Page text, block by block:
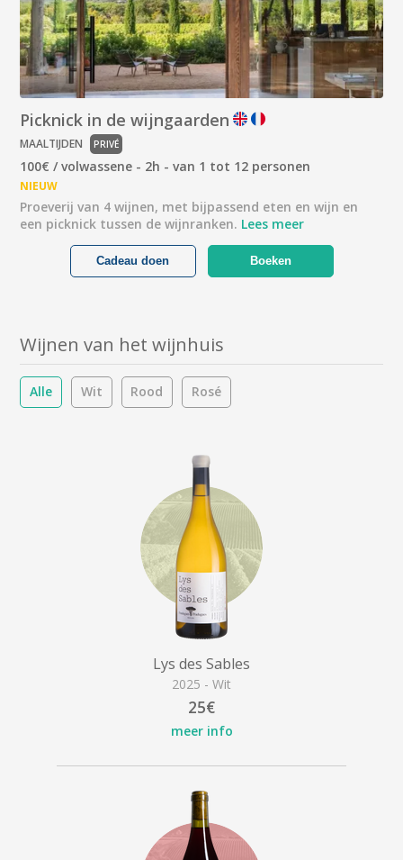
Picknick in de wijngaarden
MAALTIJDEN PRIVÉ
100€ / volwassene - 2h - van 1 tot 12 personen
NIEUW
Proeverij van 4 wijnen, met bijpassend eten en wijn en
een picknick tussen de wijnranken. Lees meer
Boeken
Cadeau doen
Wijnen van het wijnhuis
Alle Wit Rood Rosé
Lys des Sables
2025 - Wit
25€
meer info